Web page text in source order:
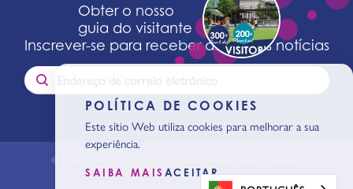
Obter o nosso
guia do visitante
Inscrever-se para receber as últimas notícias
© 2026 Dunwoody Conventions & Visitors Bureaus. All Rights Reserved.
Política de privacidade
POLÍTICA DE COOKIES
Este sítio Web utiliza cookies para melhorar a sua
experiência.
SAIBA MAIS ACEITAR